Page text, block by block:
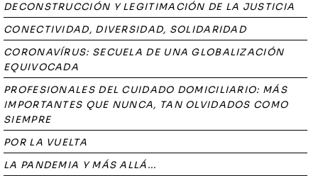
DECONSTRUCCIÓN Y LEGITIMACIÓN DE LA JUSTICIA
CONECTIVIDAD, DIVERSIDAD, SOLIDARIDAD
CORONAVÍRUS: SECUELA DE UNA GLOBALIZACIÓN
EQUIVOCADA
PROFESIONALES DEL CUIDADO DOMICILIARIO: MÁS
IMPORTANTES QUE NUNCA, TAN OLVIDADOS COMO
SIEMPRE
POR LA VUELTA
LA PANDEMIA Y MÁS ALLÁ...